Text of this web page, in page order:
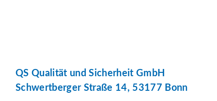
QS Qualität und Sicherheit GmbH
Schwertberger Straße 14, 53177 Bonn